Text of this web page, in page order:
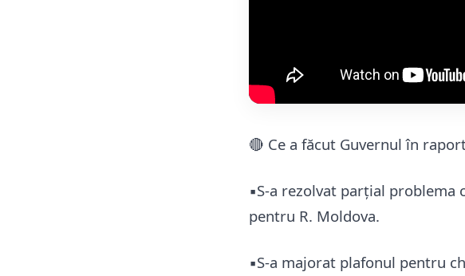
🔴 Ce a făcut Guvernul în
▪️S-a rezolvat parțial
pentru R. Moldova.
▪️S-a majorat plafonul pentru